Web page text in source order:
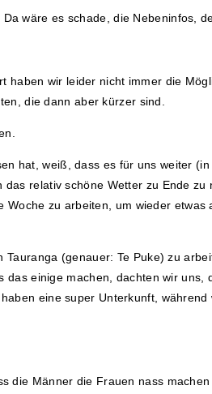
wäre es schade, die Nebeninfos,
wir leider nicht immer die
die dann aber kürzer sind.
hat, weiß, dass es für uns weiter
relativ schöne Wetter zu Ende zu
zu arbeiten, um wieder etwas
(genauer: Te Puke) zu
einige machen, dachten wir uns,
eine super Unterkunft,
die Männer die Frauen nass